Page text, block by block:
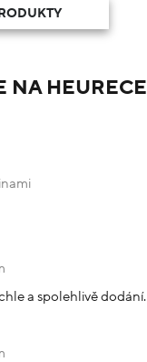
NA HEURECE
a spolehlivě dodání.